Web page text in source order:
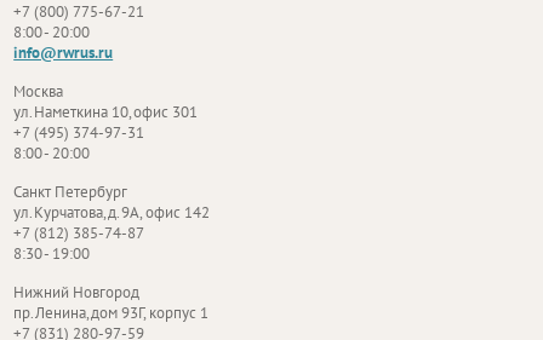
+7 (800) 775-67-21
8:00 - 20:00
info@rwrus.ru
Москва
ул. Наметкина 10, офис 301
+7 (495) 374-97-31
8:00 - 20:00
Санкт Петербург
ул. Курчатова, д. 9А, офис 142
+7 (812) 385-74-87
8:30 - 19:00
Нижний Новгород
пр. Ленина, дом 93Г, корпус 1
+7 (831) 280-97-59